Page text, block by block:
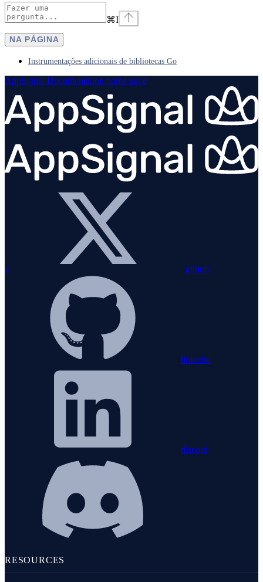
⌘I
NA PÁGINA
Instrumentações adicionais de bibliotecas Go
AppSignal Documentation home page
x github
linkedin
discord
RESOURCES